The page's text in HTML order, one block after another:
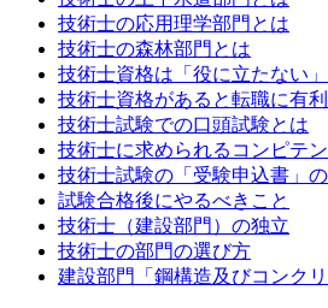
技術士の応用理学部門とは
技術士の森林部門とは
技術士資格は「役に立たない
技術士資格があると転職に有利
技術士試験での口頭試験とは
技術士に求められるコンピテ
技術士試験の「受験申込書」
試験合格後にやるべきこと
技術士（建設部門）の独立
技術士の部門の選び方
建設部門「鋼構造及びコンク